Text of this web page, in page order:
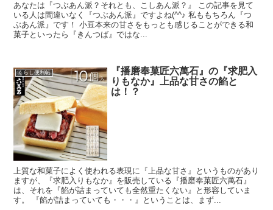
あなたは『つぶあん派？それとも、こしあん派？』 この記事を見て
いる人は間違いなく『つぶあん派』ですよね(^^♪ 私ももちろん『つ
ぶあん派』です！ 小豆本来の甘さをもっとも感じることができる和
菓子といったら『きんつば』ではな...
くらし便利帖
『播磨奉菓匠六萬石』の『求肥入
りもなか』上品な甘さの餡と
は！？
上質な和菓子によく使われる表現に『上品な甘さ』というものがあり
ますが、『求肥入りもなか』を販売している『播磨奉菓匠六萬石』
は、それを『餡が詰まっていても全然重たくない』と形容していま
す。 『餡が詰まっていても・・・』ということは、まず...